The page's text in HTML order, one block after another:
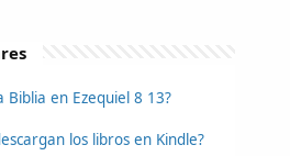
Biblia en Ezequiel 8 13?
los libros en Kindle?